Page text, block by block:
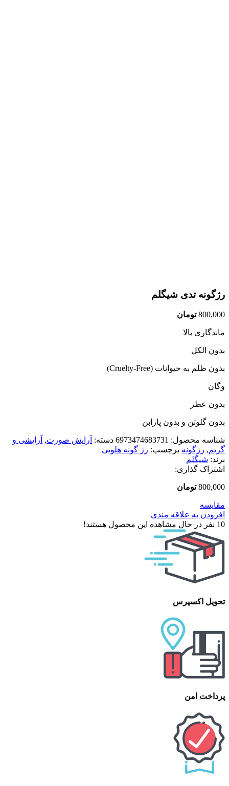
رژگونه تدی شیگلم
800,000 تومان
ماندگاری بالا
بدون الکل
بدون ظلم به حیوانات (Cruelty-Free)
وگان
بدون عطر
بدون گلوتن و بدون پارابن
شناسه محصول: 6973474683731 دسته: آرایش صورت, آرایشی و
گریم, رژگونه برچسب: رژ گونه هلویی
برند: شیگلم
اشتراک گذاری:
800,000 تومان
مقایسه
افزودن به علاقه مندی
10 نفر در حال مشاهده این محصول هستند!
تحویل اکسپرس
پرداخت امن